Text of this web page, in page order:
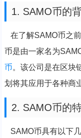
1. SAMO币的
在了解SAMO币之
币是由一家名为
币。该公司是在区块
划将其应用于各种商
2. SAMO币的
SAMO币具有以下